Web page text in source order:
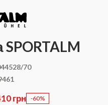
SPORTALM
70
грн -60%